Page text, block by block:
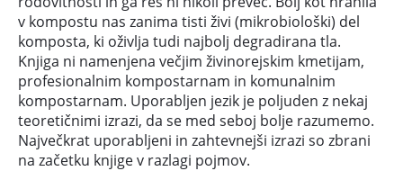
v kompostu nas zanima tisti živi (mikrobiološki) del
komposta, ki oživlja tudi najbolj degradirana tla.
Knjiga ni namenjena večjim živinorejskim kmetijam,
profesionalnim kompostarnam in komunalnim
kompostarnam. Uporabljen jezik je poljuden z nekaj
teoretičnimi izrazi, da se med seboj bolje razumemo.
Največkrat uporabljeni in zahtevnejši izrazi so zbrani
na začetku knjige v razlagi pojmov.